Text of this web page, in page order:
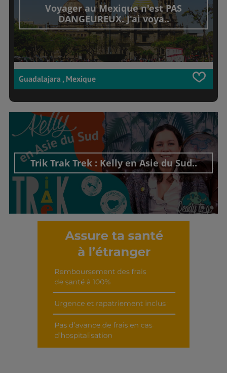
Voyager au Mexique n'est PAS
DANGEUREUX. J'ai voya..
Guadalajara , Mexique
Trik Trak Trek : Kelly en Asie du Sud..
Découvrir cet interview